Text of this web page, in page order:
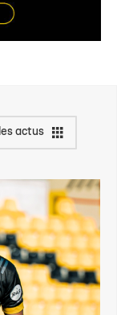
actus